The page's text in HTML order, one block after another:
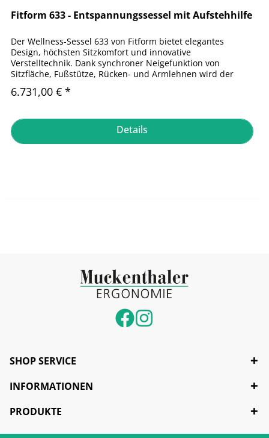
Fitform 633 - Entspannungssessel mit Aufstehhilfe
Der Wellness-Sessel 633 von Fitform bietet elegantes
Design, höchsten Sitzkomfort und innovative
Verstelltechnik. Dank synchroner Neigefunktion von
Sitzfläche, Fußstütze, Rücken- und Armlehnen wird der
6.731,00 € *
Details
SHOP SERVICE
INFORMATIONEN
PRODUKTE